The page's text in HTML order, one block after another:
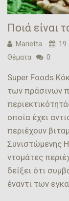
Ποιά είναι
Marietta 19
Θέματα
0
Super Foods
των πράσινων
οποία έχει
περιέχουν
Συνιστώμενης
ντομάτες
δείξει ότι
έναντι των